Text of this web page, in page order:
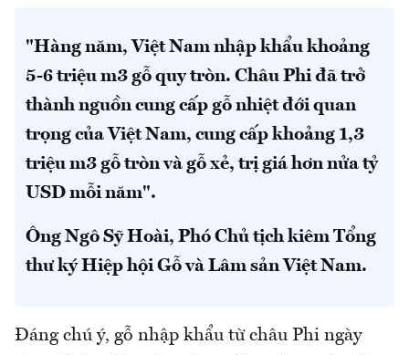
"Hàng năm, Việt Nam nhập khẩu khoảng
5-6 triệu m3 gỗ quy tròn. Châu Phi đã trở
thành nguồn cung cấp gỗ nhiệt đới quan
trọng của Việt Nam, cung cấp khoảng 1,3
triệu m3 gỗ tròn và gỗ xẻ, trị giá hơn nửa tỷ
USD mỗi năm".
Ông Ngô Sỹ Hoài, Phó Chủ tịch kiêm Tổng
thư ký Hiệp hội Gỗ và Lâm sản Việt Nam.
Đáng chú ý, gỗ nhập khẩu từ châu Phi ngày